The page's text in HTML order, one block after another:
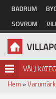
Hoppa till
BADRUM
SOVRUM
VÄLJ
Hem »